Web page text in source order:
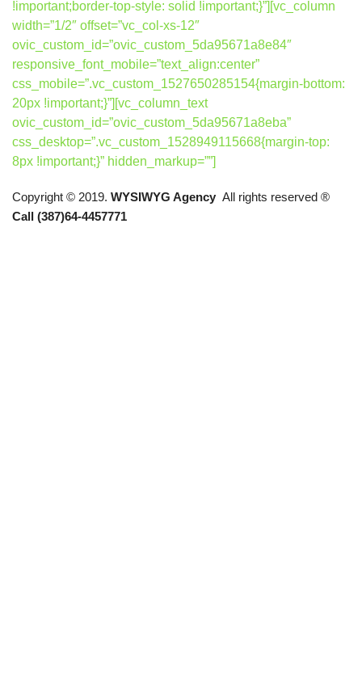
!important;border-top-style: solid !important;}”][vc_column
width=”1/2″ offset=”vc_col-xs-12″
ovic_custom_id=”ovic_custom_5da95671a8e84″
responsive_font_mobile=”text_align:center”
css_mobile=”.vc_custom_1527650285154{margin-bottom:
20px !important;}”][vc_column_text
ovic_custom_id=”ovic_custom_5da95671a8eba”
css_desktop=”.vc_custom_1528949115668{margin-top:
8px !important;}” hidden_markup=””]
Copyright © 2019. WYSIWYG Agency All rights reserved ®
Call (387)64-4457771